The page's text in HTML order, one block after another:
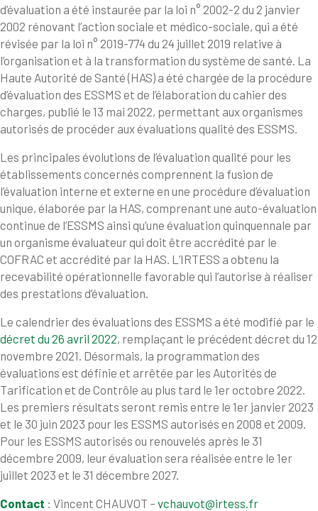
d’évaluation a été instaurée par la loi n° 2002-2 du 2 janvier
2002 rénovant l’action sociale et médico-sociale, qui a été
révisée par la loi n° 2019-774 du 24 juillet 2019 relative à
l’organisation et à la transformation du système de santé. La
Haute Autorité de Santé (HAS) a été chargée de la procédure
d’évaluation des ESSMS et de l’élaboration du cahier des
charges, publié le 13 mai 2022, permettant aux organismes
autorisés de procéder aux évaluations qualité des ESSMS.
Les principales évolutions de l’évaluation qualité pour les
établissements concernés comprennent la fusion de
l’évaluation interne et externe en une procédure d’évaluation
unique, élaborée par la HAS, comprenant une auto-évaluation
continue de l’ESSMS ainsi qu’une évaluation quinquennale par
un organisme évaluateur qui doit être accrédité par le
COFRAC et accrédité par la HAS. L’IRTESS a obtenu la
recevabilité opérationnelle favorable qui l’autorise à réaliser
des prestations d’évaluation.
Le calendrier des évaluations des ESSMS a été modifié par le
décret du 26 avril 2022, remplaçant le précédent décret du 12
novembre 2021. Désormais, la programmation des
évaluations est définie et arrêtée par les Autorités de
Tarification et de Contrôle au plus tard le 1er octobre 2022.
Les premiers résultats seront remis entre le 1er janvier 2023
et le 30 juin 2023 pour les ESSMS autorisés en 2008 et 2009.
Pour les ESSMS autorisés ou renouvelés après le 31
décembre 2009, leur évaluation sera réalisée entre le 1er
juillet 2023 et le 31 décembre 2027.
Contact : Vincent CHAUVOT – vchauvot@irtess.fr